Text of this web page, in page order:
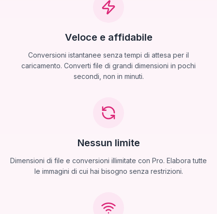
Veloce e affidabile
Conversioni istantanee senza tempi di attesa per il
caricamento. Converti file di grandi dimensioni in pochi
secondi, non in minuti.
Nessun limite
Dimensioni di file e conversioni illimitate con Pro. Elabora tutte
le immagini di cui hai bisogno senza restrizioni.